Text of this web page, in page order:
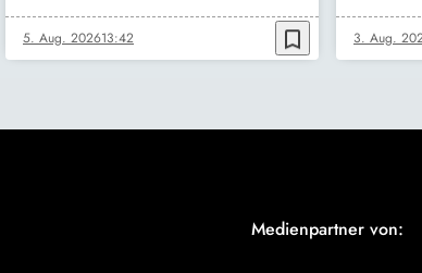
5. Aug. 202613:42 bookmark_border 3. Aug.
Medienpartner von: